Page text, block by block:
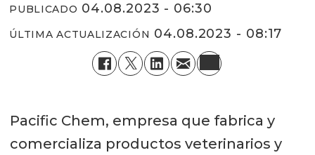
PUBLICADO 04.08.2023 - 06:30
ÚLTIMA ACTUALIZACIÓN 04.08.2023 - 08:17
Pacific Chem, empresa que fabrica y
comercializa productos veterinarios y